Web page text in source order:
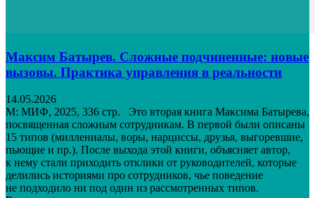
Максим Батырев. Сложные подчиненные: новые
вызовы. Практика управления в реальности
14.05.2026
М: МИФ, 2025, 336 стр. Это вторая книга Максима Батырева,
посвященная сложным сотрудникам. В первой были описаны
15 типов (миллениалы, воры, нарциссы, друзья, выгоревшие,
пьющие и пр.). После выхода этой книги, объясняет автор,
к нему стали приходить отклики от руководителей, которые
делились историями про сотрудников, чье поведение
не подходило ни под один из рассмотренных типов.